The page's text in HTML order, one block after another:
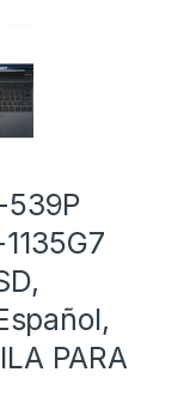
539P
PARA